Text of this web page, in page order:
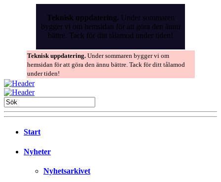
Teknisk uppdatering. Under sommaren
bygger vi om hemsidan för att göra den ännu
bättre. Tack för ditt tålamod under tiden!
Teknisk uppdatering. Under sommaren bygger vi om
hemsidan för att göra den ännu bättre. Tack för ditt tålamod
under tiden!
Start
Nyheter
Nyhetsarkivet